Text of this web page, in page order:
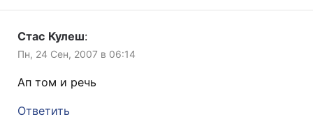
Стас Кулеш:
Пн, 24 Сен, 2007 в 06:14
Ап том и речь
Ответить